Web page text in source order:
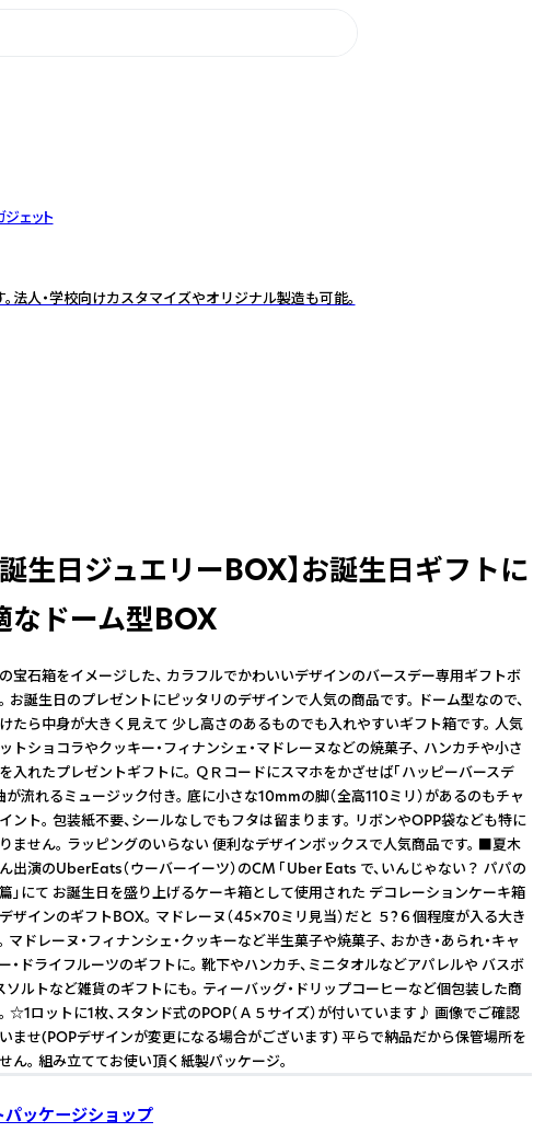
ェット
法人・学校向けカスタマイズやオリジナル製造も可能。
誕生日ジュエリーBOX】お誕生日ギフトに
なドーム型BOX
宝石箱をイメージした、 カラフルでかわいいデザインのバースデー専用ギフトボ
お誕生日のプレゼントにピッタリのデザインで人気の商品です。 ドーム型なので、
たら中身が大きく見えて 少し高さのあるものでも入れやすいギフト箱です。 人気
トショコラやクッキー・フィナンシェ・マドレーヌなどの焼菓子、 ハンカチや小さ
入れたプレゼントギフトに。 ＱＲコードにスマホをかざせば「ハッピーバースデ
が流れるミュージック付き。 底に小さな10mmの脚（全高110ミリ）があるのもチャ
ント。 包装紙不要、シールなしでもフタは留まります。 リボンやOPP袋なども特に
ません。 ラッピングのいらない 便利なデザインボックスで人気商品です。 ■夏木
出演のUberEats（ウーバーイーツ）のCM 「Uber Eats で、いんじゃない？ パパの
」にて お誕生日を盛り上げるケーキ箱として使用された デコレーションケーキ箱
ザインのギフトBOX。 マドレーヌ（45×70ミリ見当）だと ５?６個程度が入る大き
マドレーヌ・フィナンシェ・クッキーなど半生菓子や焼菓子、 おかき・あられ・キャ
・ドライフルーツのギフトに。 靴下やハンカチ、ミニタオルなどアパレルや バスボ
ソルトなど雑貨のギフトにも。 ティーバッグ・ドリップコーヒーなど個包装した商
☆1ロットに1枚、スタンド式のPOP（Ａ５サイズ）が付いています♪ 画像でご確認
ませ(POPデザインが変更になる場合がございます) 平らで納品だから保管場所を
ん。 組み立ててお使い頂く紙製パッケージ。
パッケージショップ